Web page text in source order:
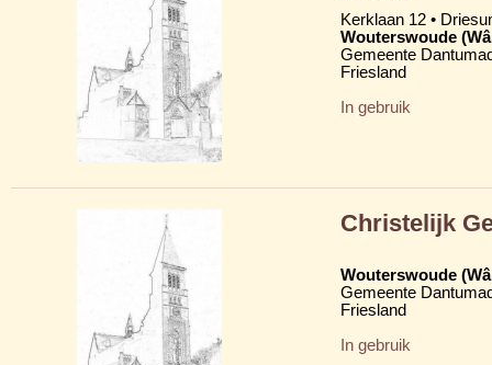
Kerklaan 12 •
Wouterswoude
Gemeente
Friesland
In gebruik
Christelijk
Wouterswoude
Gemeente
Friesland
In gebruik